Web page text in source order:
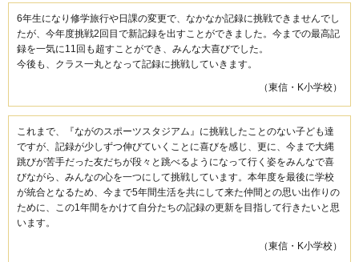
6年生になり修学旅行や日課の変更で、なかなか記録に挑戦できませんでし
たが、今年度挑戦2回目で新記録を出すことができました。今までの最高記
録を一気に11回も超すことができ、みんな大喜びでした。
今後も、クラス一丸となって記録に挑戦していきます。
（東信・K小学校）
これまで、『ながのスポーツスタジアム』に挑戦したことのない子ども達
ですが、記録が少しずつ伸びていくことに喜びを感じ、更に、今まで大縄
跳びが苦手だった友だちが段々と跳べるようになって行く姿をみんなで喜
びながら、みんなの心を一つにして挑戦しています。本年度を最後に学校
が統合となるため、今まで5年間生活を共にして来た仲間との思い出作りの
ために、この1年間をかけて自分たちの記録の更新を目指して行きたいと思
います。
（東信・K小学校）